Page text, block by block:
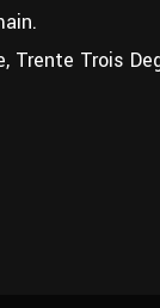
Trente Trois